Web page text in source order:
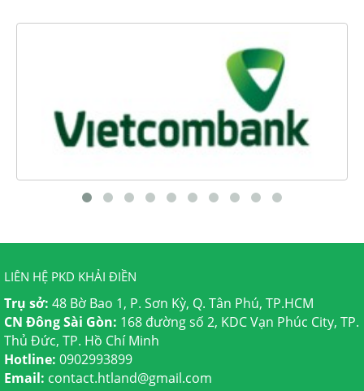
LIÊN HỆ PKD KHẢI ĐIỀN
Trụ sở: 48 Bờ Bao 1, P. Sơn Kỳ, Q. Tân Phú, TP.HCM
CN Đông Sài Gòn: 168 đường số 2, KDC Vạn Phúc City, TP.
Thủ Đức, TP. Hồ Chí Minh
Hotline: 0902993899
Email: contact.htland@gmail.com